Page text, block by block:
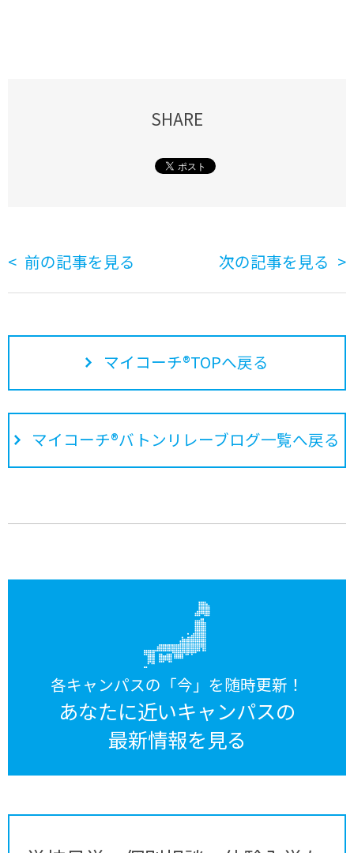
SHARE
前の記事を見る 次の記事を見る
マイコーチ®TOPへ戻る
マイコーチ®バトンリレーブログ一覧へ戻る
各キャンパスの「今」を随時更新！
あなたに近いキャンパスの
最新情報を見る